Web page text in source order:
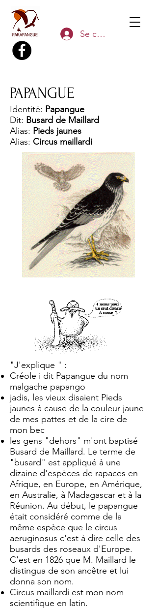
Se connecter
PAPANGUE
Identité: Papangue
Dit: Busard de Maillard
Alias: Pieds jaunes
Alias: Circus maillardi
"J'explique " :
Créole i dit Papangue du nom
malgache papango
jadis, les vieux disaient Pieds
jaunes à cause de la couleur jaune
de mes pattes et de la cire de
mon bec
les gens "dehors" m'ont baptisé
Busard de Maillard. Le terme de
"busard" est appliqué à une
dizaine d'espèces de rapaces en
Afrique, en Europe, en Amérique,
en Australie, à Madagascar et à la
Réunion. Au début, le papangue
était considéré comme de la
même espèce que le circus
aeruginosus c'est à dire celle des
busards des roseaux d'Europe.
C'est en 1826 que M. Maillard le
distingua de son ancêtre et lui
donna son nom.
Circus maillardi est mon nom
scientifique en latin.